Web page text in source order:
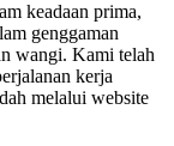
keadaan prima,
genggaman
wangi. Kami telah
kerja
melalui website